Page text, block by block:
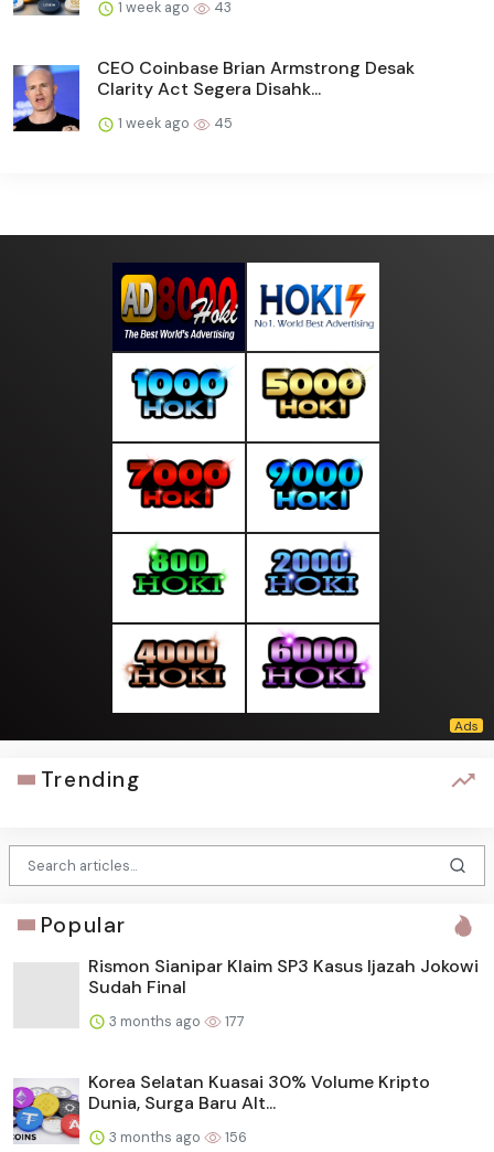
1 week ago 43
CEO Coinbase Brian Armstrong Desak
Clarity Act Segera Disahk...
1 week ago 45
Trending
Popular
Rismon Sianipar Klaim SP3 Kasus Ijazah Jokowi
Sudah Final
3 months ago 177
Korea Selatan Kuasai 30% Volume Kripto
Dunia, Surga Baru Alt...
3 months ago 156